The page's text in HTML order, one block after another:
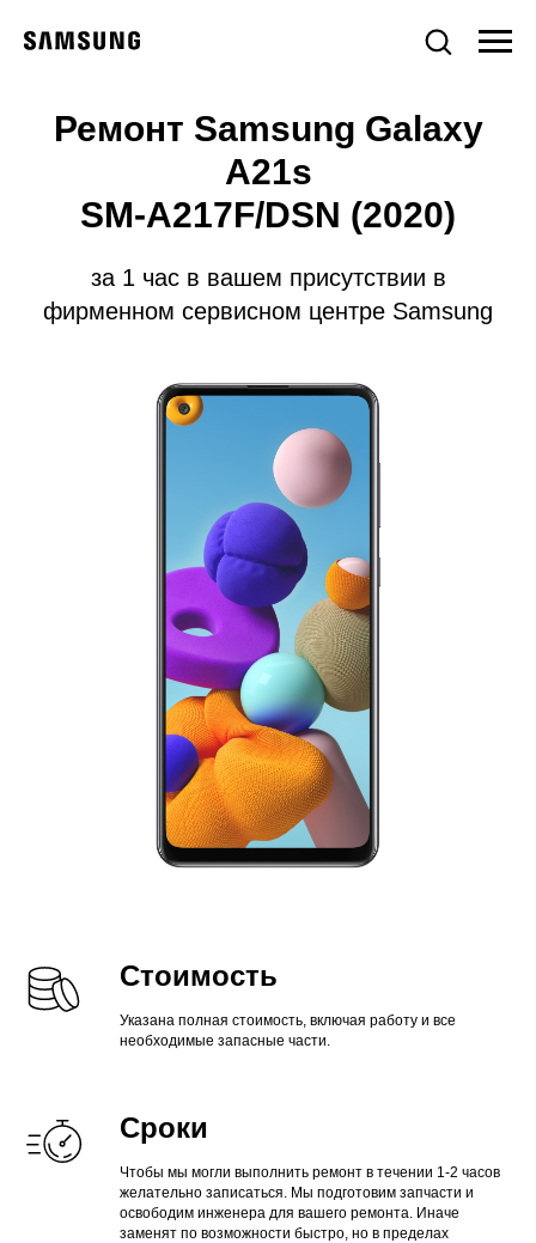
Ремонт Samsung Galaxy
A21s
SM-A217F/DSN (2020)
за 1 час в вашем присутствии в
фирменном сервисном центре Samsung
Стоимость
Указана полная стоимость, включая работу и все
необходимые запасные части.
Сроки
Чтобы мы могли выполнить ремонт в течении 1-2 часов
желательно записаться. Мы подготовим запчасти и
освободим инженера для вашего ремонта. Иначе
заменят по возможности быстро, но в пределах